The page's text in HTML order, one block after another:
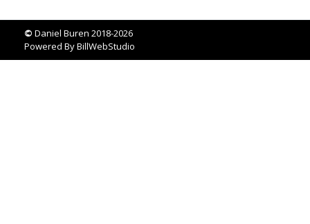
© Daniel Buren 2018-2026
Powered ByBillWebStudio